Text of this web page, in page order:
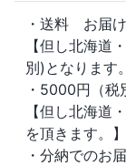
・送料 お届
【但し北海
別)となります
・5000円（税
【但し北海道
を頂きます。】
・分納でのお